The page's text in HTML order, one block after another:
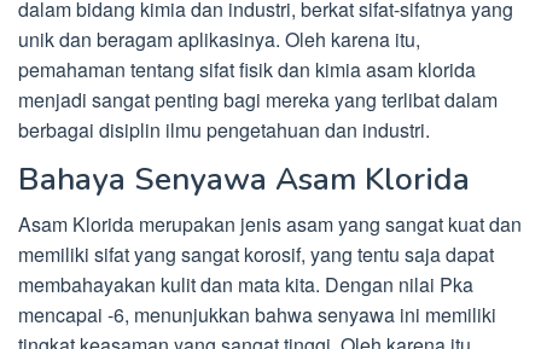
dalam bidang kimia dan industri, berkat sifat-sifatnya yang
unik dan beragam aplikasinya. Oleh karena itu,
pemahaman tentang sifat fisik dan kimia asam klorida
menjadi sangat penting bagi mereka yang terlibat dalam
berbagai disiplin ilmu pengetahuan dan industri.
Bahaya Senyawa Asam Klorida
Asam Klorida merupakan jenis asam yang sangat kuat dan
memiliki sifat yang sangat korosif, yang tentu saja dapat
membahayakan kulit dan mata kita. Dengan nilai Pka
mencapai -6, menunjukkan bahwa senyawa ini memiliki